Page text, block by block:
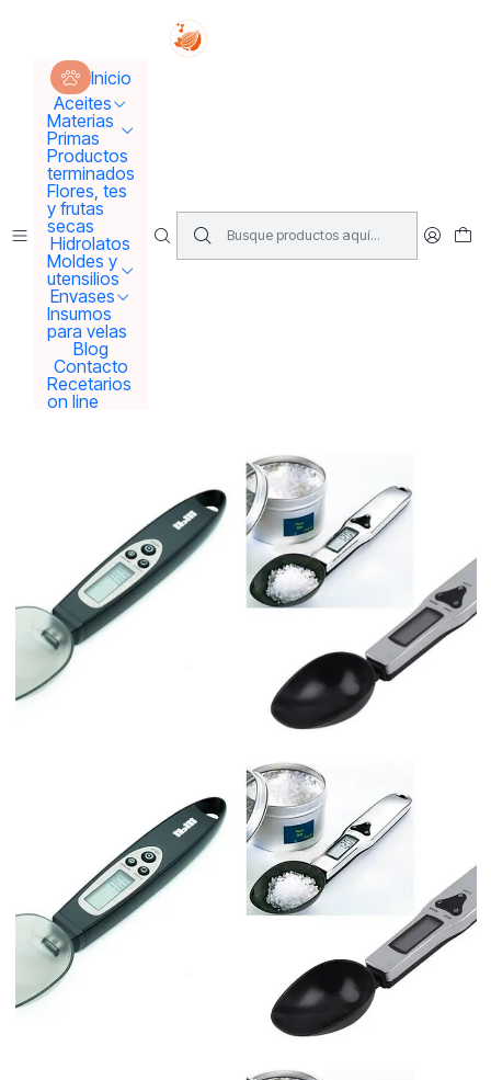
Inicio
Aceites
Materias
Primas
Productos
terminados
Flores, tes
y frutas
secas
Hidrolatos
Moldes y
utensilios
Envases
Insumos
para velas
Blog
Contacto
Recetarios
on line
Tus sueños se concretan aquí !!!
Inicio